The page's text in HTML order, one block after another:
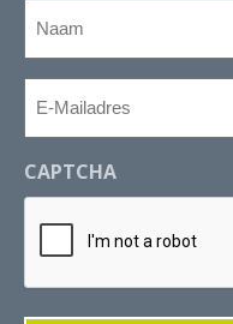
Mailadres
CAPTCHA